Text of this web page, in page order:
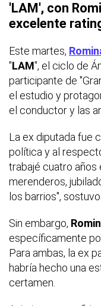
'LAM', con
excelente
Este martes,
"LAM", el ciclo de
participante de
el estudio y
el conductor y las
La ex diputada fue
política y al
trabajé cuatro años
merenderos,
los barrios", sostuvo.
Sin embargo,
específicamente
Para ambas, la ex
habría hecho una
certamen.